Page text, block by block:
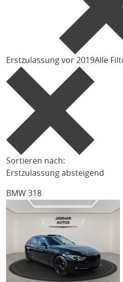
Erstzulassung vor 2019Alle
Sortieren nach:
Erstzulassung absteigend
BMW 318